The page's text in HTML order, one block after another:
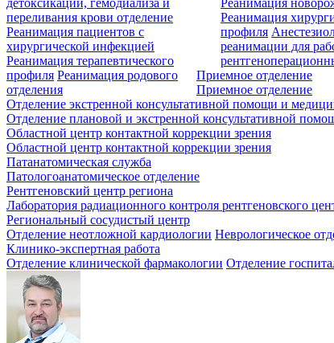
переливания крови отделение
Реанимация пациентов с
хирургической инфекцией
Реанимация терапевтического
профиля Реанимация родового
отделения
Реанимация
профиля
реанимации для
Приемное отделение
Приемное отделение
Отделение экстренной консультативной помощи и
Отделение плановой и экстренной консультативной
Областной центр контактной коррекции зрения
Областной центр контактной коррекции зрения
Патанатомическая служба
Патологоанатомическое отделение
Рентгеновский центр региона
Лаборатория радиационного контроля рентгеновского
Региональный сосудистый центр
Отделение неотложной кардиологии Неврологическое
Клинико-экспертная работа
Отделение клинической фармакологии Отделение